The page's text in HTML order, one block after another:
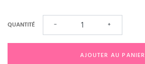
QUANTITÉ − +
AJOUTER AU PANIER